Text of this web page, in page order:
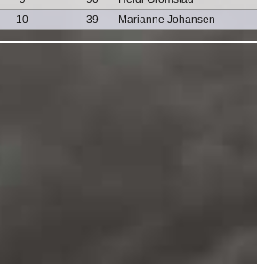
10
39 Marianne Johansen